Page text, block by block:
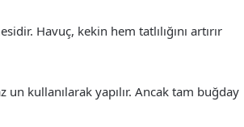
Havuç, kekin hem tatlılığını artırır
kullanılarak yapılır. Ancak tam buğday